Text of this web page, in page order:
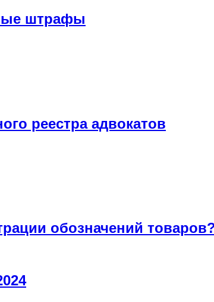
штрафы
реестра адвокатов
обозначений